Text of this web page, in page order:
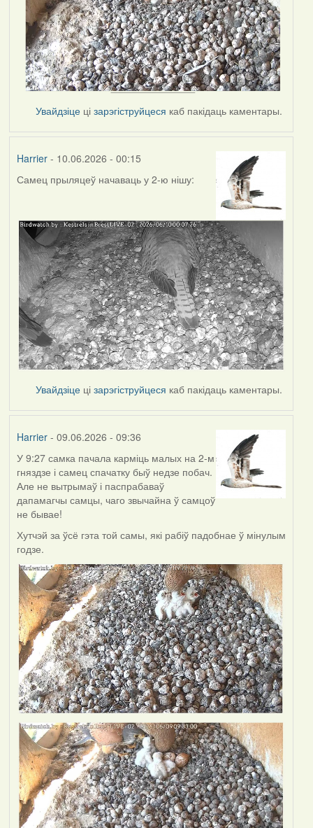
Увайдзіце цізарэгіструйцеся каб пакідаць каментары.
Harrier- 10.06.2026 - 00:15
Самец прыляцеў начаваць у 2-ю нішу:
Увайдзіце цізарэгіструйцеся каб пакідаць каментары.
Harrier- 09.06.2026 - 09:36
У 9:27 самка пачала карміць малых на 2-м
гняздзе і самец спачатку быў недзе побач.
Але не вытрымаў і паспрабаваў
дапамагчы самцы, чаго звычайна ў самцоў
не бывае!
Хутчэй за ўсё гэта той самы, які рабіў падобнае ў мінулым
годзе.